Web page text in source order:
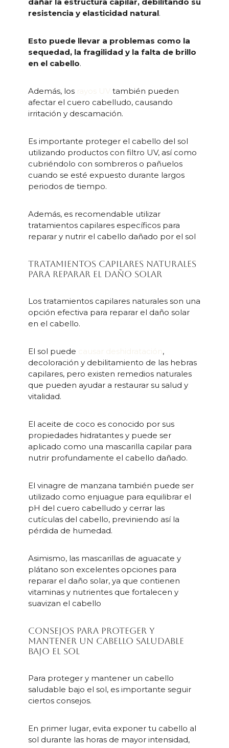
dañar la estructura capilar, debilitando su
resistencia y elasticidad natural.
Esto puede llevar a problemas como la
sequedad, la fragilidad y la falta de brillo
en el cabello.
Además, los
también pueden
afectar el cuero cabelludo, causando
irritación y descamación.
Es importante proteger el cabello del sol
utilizando productos con filtro UV, así como
cubriéndolo con sombreros o pañuelos
cuando se esté expuesto durante largos
periodos de tiempo.
Además, es recomendable utilizar
tratamientos capilares específicos para
reparar y nutrir el cabello dañado por el sol
Tratamientos capilares naturales
para reparar el daño solar
Los tratamientos capilares naturales son una
opción efectiva para reparar el daño solar
en el cabello.
El sol puede
,
decoloración y debilitamiento de las hebras
capilares, pero existen remedios naturales
que pueden ayudar a restaurar su salud y
vitalidad.
El aceite de coco es conocido por sus
propiedades hidratantes y puede ser
aplicado como una mascarilla capilar para
nutrir profundamente el cabello dañado.
El vinagre de manzana también puede ser
utilizado como enjuague para equilibrar el
pH del cuero cabelludo y cerrar las
cutículas del cabello, previniendo así la
pérdida de humedad.
Asimismo, las mascarillas de aguacate y
plátano son excelentes opciones para
reparar el daño solar, ya que contienen
vitaminas y nutrientes que fortalecen y
suavizan el cabello
Consejos para proteger y
mantener un cabello saludable
bajo el sol
Para proteger y mantener un cabello
saludable bajo el sol, es importante seguir
ciertos consejos.
En primer lugar, evita exponer tu cabello al
sol durante las horas de mayor intensidad,